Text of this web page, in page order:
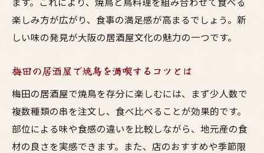
楽しみ方が広がり、食事の満足感が高まるでしょう。新
しい味の発見が大阪の居酒屋文化の魅力の一つです。
梅田の居酒屋で焼鳥を満喫するコツとは
梅田の居酒屋で焼鳥を存分に楽しむには、まず少人数で
複数種類の串を注文し、食べ比べることが効果的です。
部位による味や食感の違いを比較しながら、地元産の食
材の良さを実感できます。また、店のおすすめや季節限